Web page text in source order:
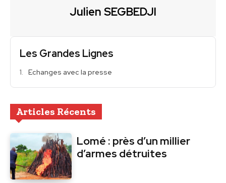
Julien SEGBEDJI
Les Grandes Lignes
Echanges avec la presse
Articles Récents
Lomé : près d’un millier
d’armes détruites